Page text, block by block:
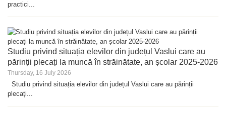
practici...
Studiu privind situația elevilor din județul Vaslui care au
părinții plecați la muncă în străinătate, an școlar 2025-2026
Thursday, 16 July 2026
Studiu privind situația elevilor din județul Vaslui care au părinții
plecați...